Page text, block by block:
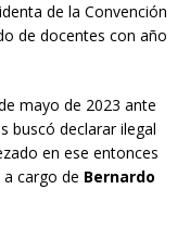
de la Convención
de docentes con año
mayo de 2023 ante
buscó declarar ilegal
en ese entonces
cargo de Bernardo